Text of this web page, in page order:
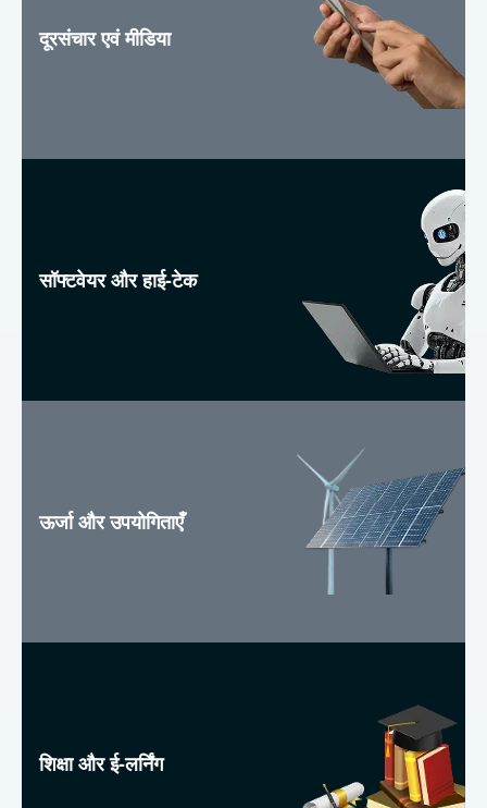
दूरसंचार एवं मीडिया
सॉफ्टवेयर और हाई-टेक
ऊर्जा और उपयोगिताएँ
शिक्षा और ई-लर्निंग